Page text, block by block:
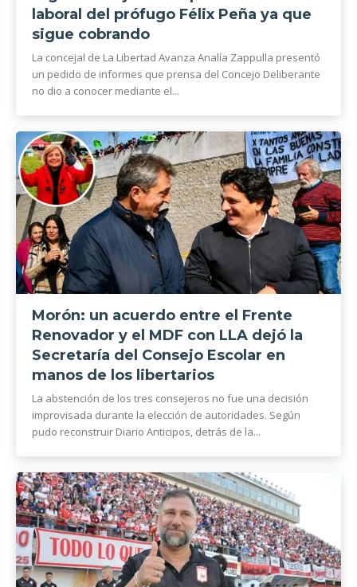
laboral del prófugo Félix Peña ya que
sigue cobrando
La concejal de La Libertad Avanza Analía Zappulla presentó
un pedido de informes que prensa del Concejo Deliberante
no dio a conocer mediante el...
Morón: un acuerdo entre el Frente
Renovador y el MDF con LLA dejó la
Secretaría del Consejo Escolar en
manos de los libertarios
La abstención de los tres consejeros no fue una decisión
improvisada durante la elección de autoridades. Según
pudo reconstruir Diario Anticipos, detrás de la...